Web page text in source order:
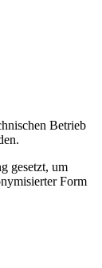
Betrieb
gesetzt, um
Form